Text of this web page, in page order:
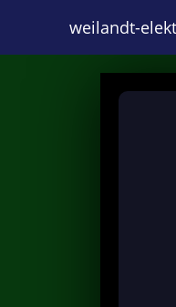
weilandt-